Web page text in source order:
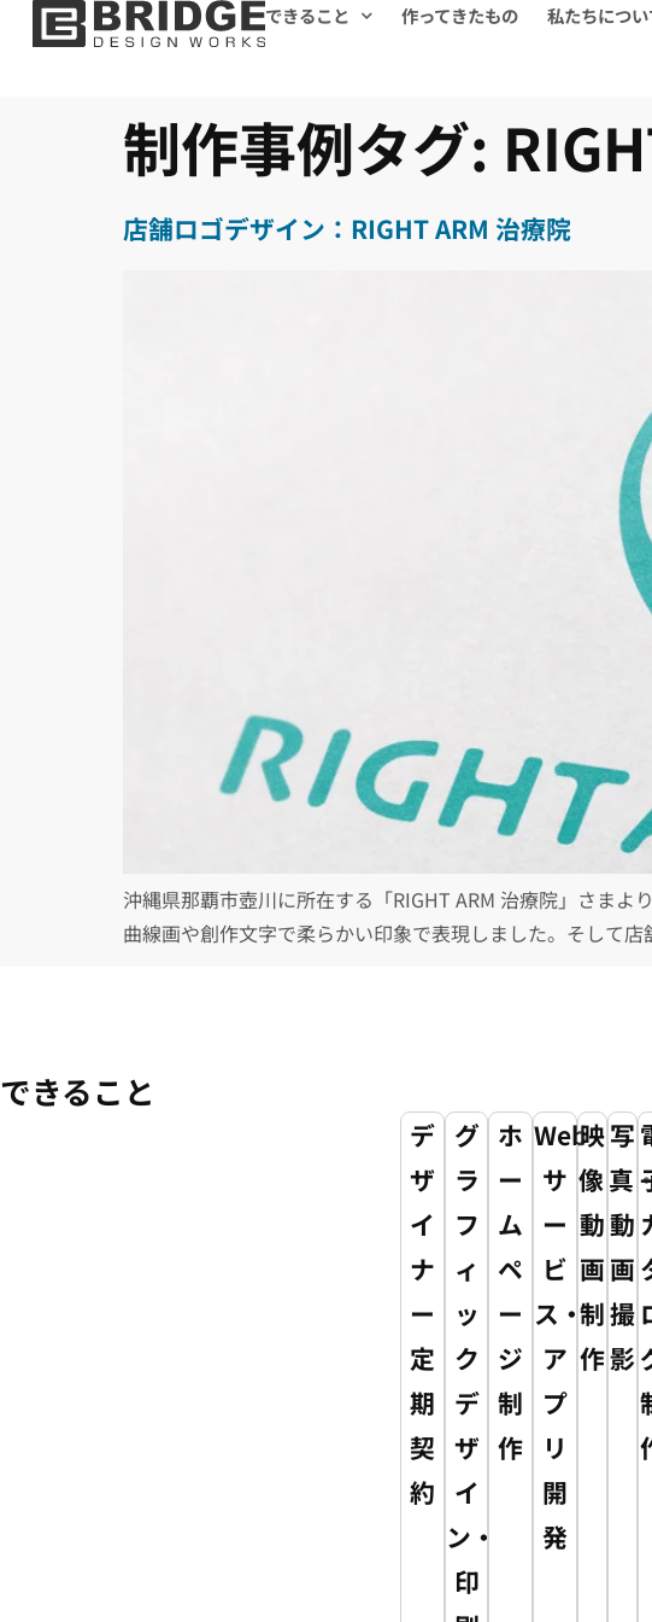
できること 作ってきたもの 私たちについ
制作事例タグ:
店舗ロゴデザイン：RIGHT ARM 治療院
沖縄県那覇市壺川に所在する「RIGHT ARM 治療院」さま
曲線画や創作文字で柔らかい印象で表現しました。そして
できること
デ
ザ
イ
ナ
ー
定
期
契
約
グ
ラ
フ
ィ
ッ
ク
デ
ザ
イ
ン・
印
ホ
ー
ム
ペ
ー
ジ
制
作
Web
サ
ー
ビ
ス・
ア
プ
リ
開
発
映
像・
動
画
制
作
写
真
動
画
撮
影